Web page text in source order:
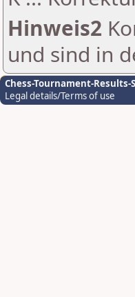
Hinweis2
und sind in
Chess-Tournament-Results-
Legal details/Terms of use